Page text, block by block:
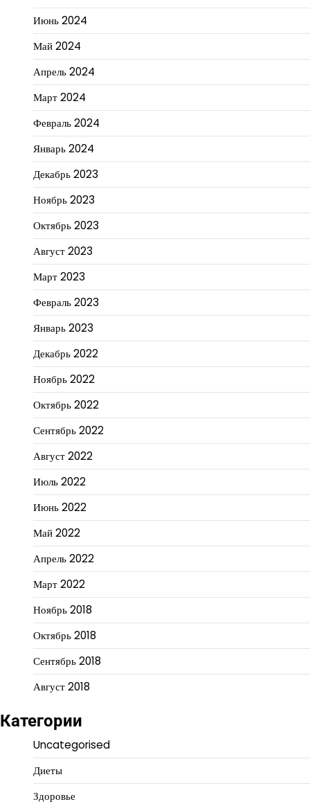
Июнь 2024
Май 2024
Апрель 2024
Март 2024
Февраль 2024
Январь 2024
Декабрь 2023
Ноябрь 2023
Октябрь 2023
Август 2023
Март 2023
Февраль 2023
Январь 2023
Декабрь 2022
Ноябрь 2022
Октябрь 2022
Сентябрь 2022
Август 2022
Июль 2022
Июнь 2022
Май 2022
Апрель 2022
Март 2022
Ноябрь 2018
Октябрь 2018
Сентябрь 2018
Август 2018
Категории
Uncategorised
Диеты
Здоровье